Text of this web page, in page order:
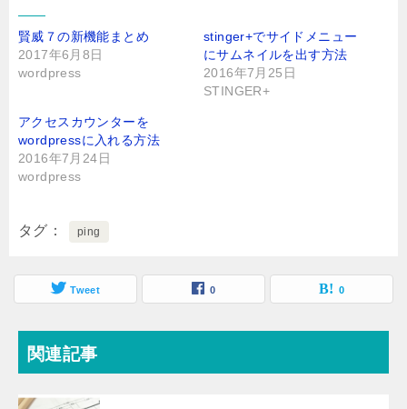
賢威７の新機能まとめ
2017年6月8日
wordpress
stinger+でサイドメニュー
にサムネイルを出す方法
2016年7月25日
STINGER+
アクセスカウンターを
wordpressに入れる方法
2016年7月24日
wordpress
タグ ping
Tweet 0 0
関連記事